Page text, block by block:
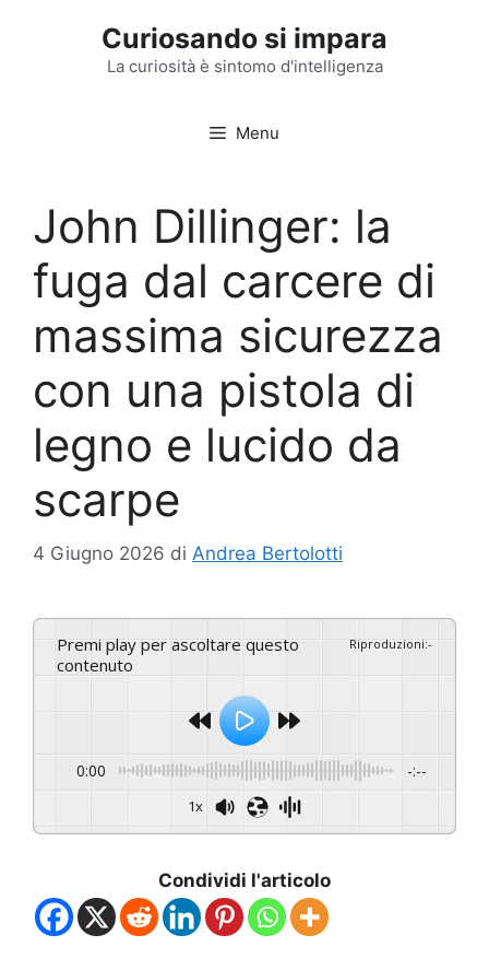
Curiosando si impara
La curiosità è sintomo d'intelligenza
Menu
John Dillinger: la
fuga dal carcere di
massima sicurezza
con una pistola di
legno e lucido da
scarpe
4 Giugno 2026 di Andrea Bertolotti
Premi play per ascoltare questo
contenuto
Riproduzioni:-
0:00 -:--
1x
Condividi l'articolo